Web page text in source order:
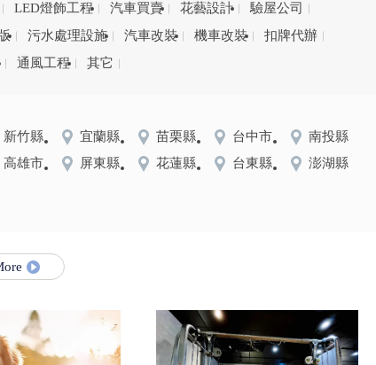
LED燈飾工程 汽車買賣 花藝設計
驗屋公司
污水處理設施 汽車改裝 機車改裝
扣牌代辦
通風工程 其它
新竹縣 宜蘭縣 苗栗縣 台中市
南投縣
高雄市 屏東縣 花蓮縣 台東縣
澎湖縣